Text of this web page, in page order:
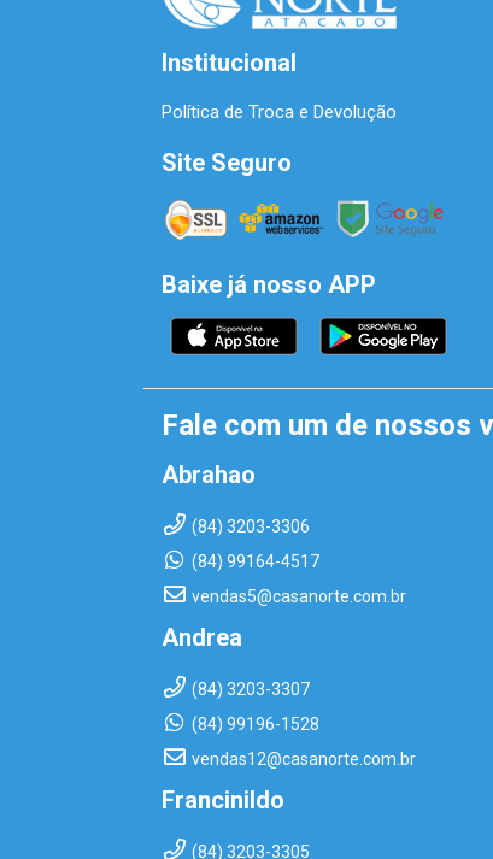
Institucional
Política de Troca e Devolução
Site Seguro
Baixe já nosso APP
Fale com um de nossos
Abrahao
(84) 3203-3306
(84) 99164-4517
vendas5@casanorte.com.br
Andrea
(84) 3203-3307
(84) 99196-1528
vendas12@casanorte.com.br
Francinildo
(84) 3203-3305